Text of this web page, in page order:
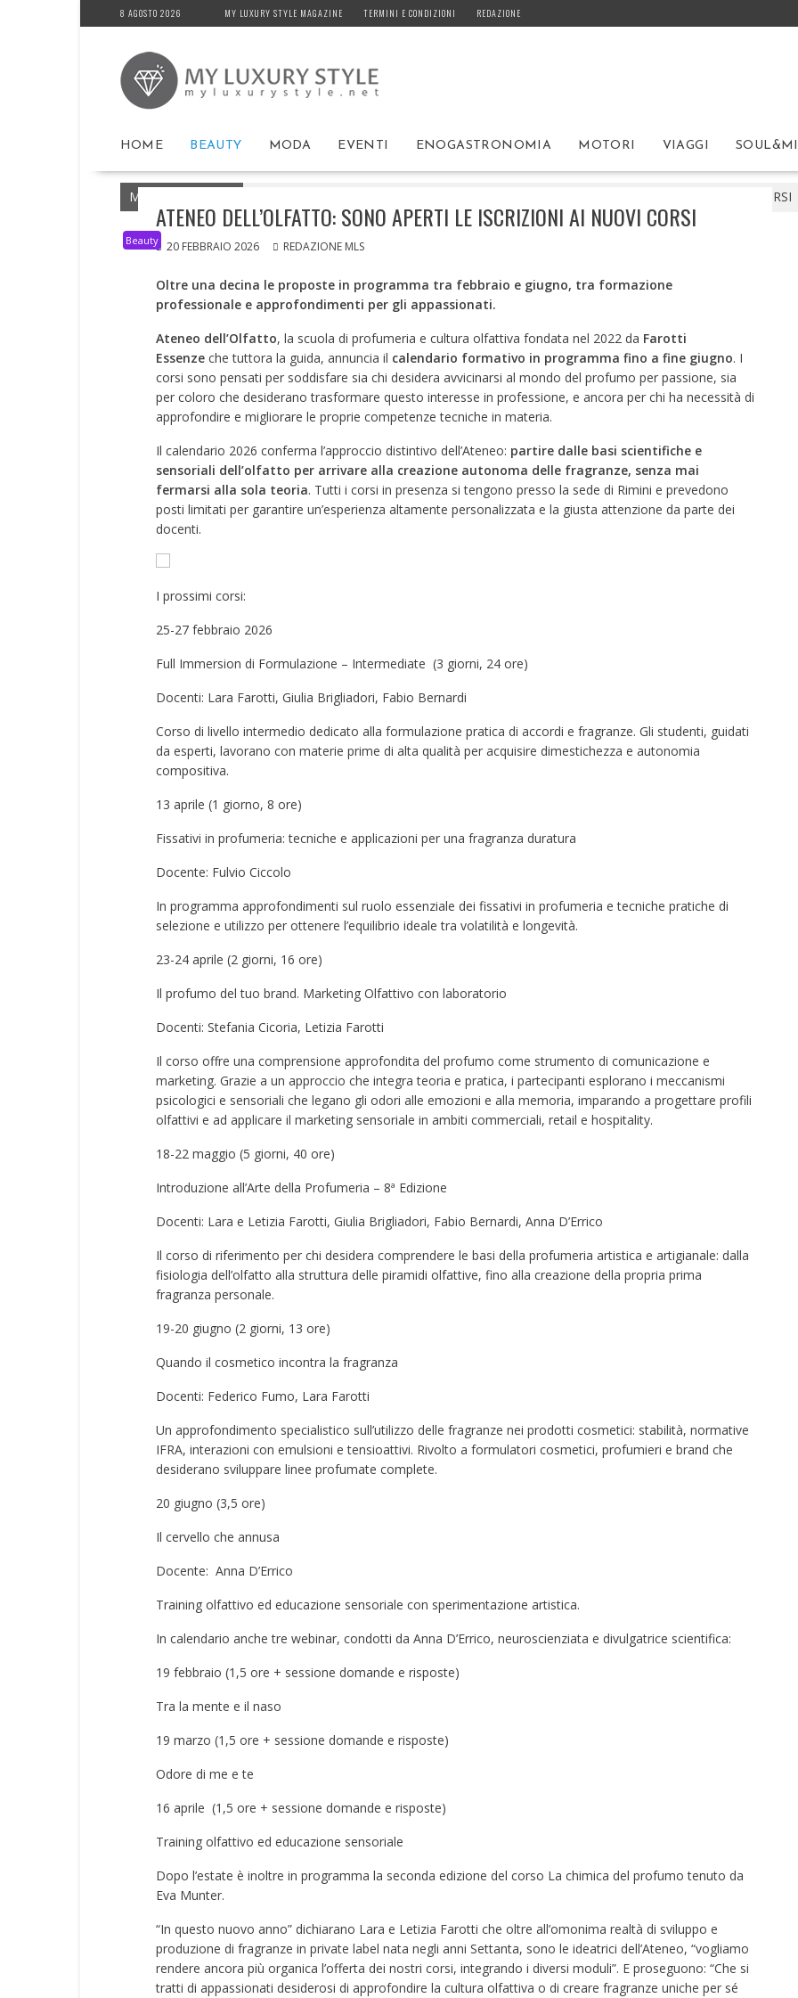
to
8 AGOSTO 2026 MY LUXURY STYLE MAGAZINE TERMINI E CONDIZIONI REDAZIONE
HOME BEAUTY MODA EVENTI ENOGASTRONOMIA MOTORI VIAGGI
MyLuxuryStyle.net ATENEO DELL’OLFATTO: SONO APERTI LE ISCRIZIONI AI NUOVI CORSI
Beauty
ATENEO DELL’OLFATTO: SONO APERTI LE ISCRIZIONI AI NUOVI CORSI
20 FEBBRAIO 2026 REDAZIONE MLS
Oltre una decina le proposte in programma tra febbraio e giugno, tra formazione
professionale e approfondimenti per gli appassionati.
Ateneo dell’Olfatto, la scuola di profumeria e cultura olfattiva fondata nel 2022 da Farotti
Essenzeche tuttora la guida, annuncia il calendario formativo in programma fino a fine giugno. I
corsi sono pensati per soddisfare sia chi desidera avvicinarsi al mondo del profumo per passione, sia
per coloro che desiderano trasformare questo interesse in professione, e ancora per chi ha necessità di
approfondire e migliorare le proprie competenze tecniche in materia.
Il calendario 2026 conferma l’approccio distintivo dell’Ateneo: partire dalle basi scientifiche e
sensoriali dell’olfatto per arrivare alla creazione autonoma delle fragranze, senza mai
fermarsi alla sola teoria. Tutti i corsi in presenza si tengono presso la sede di Rimini e prevedono
posti limitati per garantire un’esperienza altamente personalizzata e la giusta attenzione da parte dei
docenti.
I prossimi corsi:
25-27 febbraio 2026
Full Immersion di Formulazione – Intermediate (3 giorni, 24 ore)
Docenti: Lara Farotti, Giulia Brigliadori, Fabio Bernardi
Corso di livello intermedio dedicato alla formulazione pratica di accordi e fragranze. Gli studenti, guidati
da esperti, lavorano con materie prime di alta qualità per acquisire dimestichezza e autonomia
compositiva.
13 aprile (1 giorno, 8 ore)
Fissativi in profumeria: tecniche e applicazioni per una fragranza duratura
Docente: Fulvio Ciccolo
In programma approfondimenti sul ruolo essenziale dei fissativi in profumeria e tecniche pratiche di
selezione e utilizzo per ottenere l’equilibrio ideale tra volatilità e longevità.
23-24 aprile (2 giorni, 16 ore)
Il profumo del tuo brand. Marketing Olfattivo con laboratorio
Docenti: Stefania Cicoria, Letizia Farotti
Il corso offre una comprensione approfondita del profumo come strumento di comunicazione e
marketing. Grazie a un approccio che integra teoria e pratica, i partecipanti esplorano i meccanismi
psicologici e sensoriali che legano gli odori alle emozioni e alla memoria, imparando a progettare profili
olfattivi e ad applicare il marketing sensoriale in ambiti commerciali, retail e hospitality.
18-22 maggio (5 giorni, 40 ore)
Introduzione all’Arte della Profumeria – 8ª Edizione
Docenti: Lara e Letizia Farotti, Giulia Brigliadori, Fabio Bernardi, Anna D’Errico
Il corso di riferimento per chi desidera comprendere le basi della profumeria artistica e artigianale: dalla
fisiologia dell’olfatto alla struttura delle piramidi olfattive, fino alla creazione della propria prima
fragranza personale.
19-20 giugno (2 giorni, 13 ore)
Quando il cosmetico incontra la fragranza
Docenti: Federico Fumo, Lara Farotti
Un approfondimento specialistico sull’utilizzo delle fragranze nei prodotti cosmetici: stabilità, normative
IFRA, interazioni con emulsioni e tensioattivi. Rivolto a formulatori cosmetici, profumieri e brand che
desiderano sviluppare linee profumate complete.
20 giugno (3,5 ore)
Il cervello che annusa
Docente: Anna D’Errico
Training olfattivo ed educazione sensoriale con sperimentazione artistica.
In calendario anche tre webinar, condotti da Anna D’Errico, neuroscienziata e divulgatrice scientifica:
19 febbraio (1,5 ore + sessione domande e risposte)
Tra la mente e il naso
19 marzo (1,5 ore + sessione domande e risposte)
Odore di me e te
16 aprile (1,5 ore + sessione domande e risposte)
Training olfattivo ed educazione sensoriale
Dopo l’estate è inoltre in programma la seconda edizione del corso La chimica del profumo tenuto da
Eva Munter.
“In questo nuovo anno” dichiarano Lara e Letizia Farotti che oltre all’omonima realtà di sviluppo e
produzione di fragranze in private label nata negli anni Settanta, sono le ideatrici dell’Ateneo, “vogliamo
rendere ancora più organica l’offerta dei nostri corsi, integrando i diversi moduli”. E proseguono: “Che si
tratti di appassionati desiderosi di approfondire la cultura olfattiva o di creare fragranze uniche per sé